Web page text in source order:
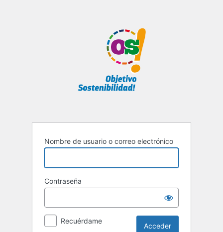
Nombre de usuario o correo electrónico
Contraseña
Recuérdame